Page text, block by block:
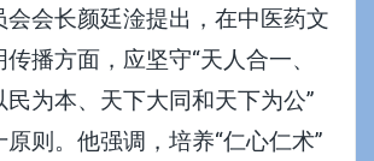
会会长颜廷淦提出，在中医药文
播方面，应坚守“天人合一、
为本、天下大同和天下为公”
则。他强调，培养“仁心仁术”